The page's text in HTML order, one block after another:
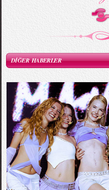
DİĞER HABERLER